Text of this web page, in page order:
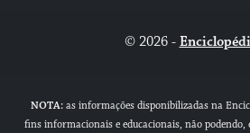
© 2026 -
NOTA: as informações disponibilizadas na
fins informacionais e educacionais, não podendo,